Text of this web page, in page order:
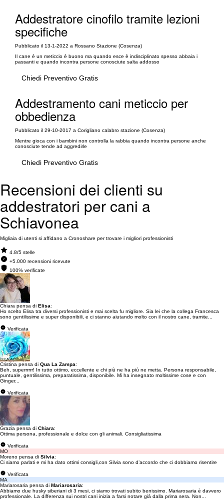
Addestratore cinofilo tramite lezioni
specifiche
Pubblicato il 13-1-2022 a Rossano Stazione (Cosenza)
Il cane è un meticcio è buono ma quando esce è indisciplinato spesso abbaia i
passanti e quando incontra persone conosciute salta addosso
Chiedi Preventivo Gratis
Addestramento cani meticcio per
obbedienza
Pubblicato il 29-10-2017 a Corigliano calabro stazione (Cosenza)
Mentre gioca con i bambini non controlla la rabbia quando incontra persone anche
conosciute tende ad aggredirle
Chiedi Preventivo Gratis
Recensioni dei clienti su
addestratori per cani a
Schiavonea
Migliaia di utenti si affidano a Cronoshare per trovare i migliori professionisti
4.8/5 stelle
+5.000 recensioni ricevute
100% verificate
Chiara pensa di Elisa:
Ho scelto Elisa tra diversi professionisti e mai scelta fu migliore. Sia lei che la collega Francesca
sono gentilissime e super disponibili, e ci stanno aiutando molto con il nostro cane, tramite...
Verificata
Cristina pensa di Qua La Zampa:
Beh, superrrrrr! In tutto ottimo, eccellente e chi più ne ha più ne metta. Persona responsabile,
puntuale, gentilissima, preparatissima, disponibile. Mi ha insegnato moltissime cose e con
Ginger...
Verificata
Grazia pensa di Chiara:
Ottima persona, professionale e dolce con gli animali. Consigliatissima
Verificata
MO
Moreno pensa di Silvia:
Ci siamo parlati e mi ha dato ottimi consigli,con Silvia sono d’accordo che ci dobbiamo risentire
Verificata
MA
Mariarosaria pensa di Mariarosaria:
Abbiamo due husky siberiani di 3 mesi, ci siamo trovati subito benissimo. Mariarosaria è davvero
professionale. La differenza sui nostri cani inizia a farsi notare già dalla prima sera. Non...